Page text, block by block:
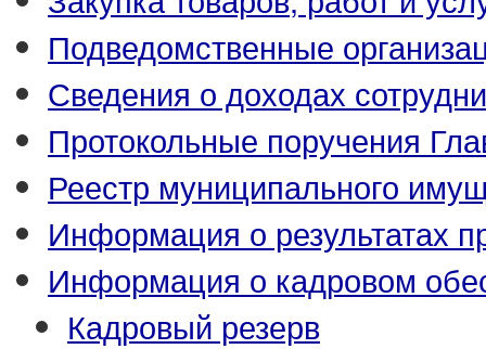
Подведомственные
Сведения о доходах
Протокольные поручения
Реестр муниципального
Информация о результатах
Информация о кадровом
Кадровый резерв